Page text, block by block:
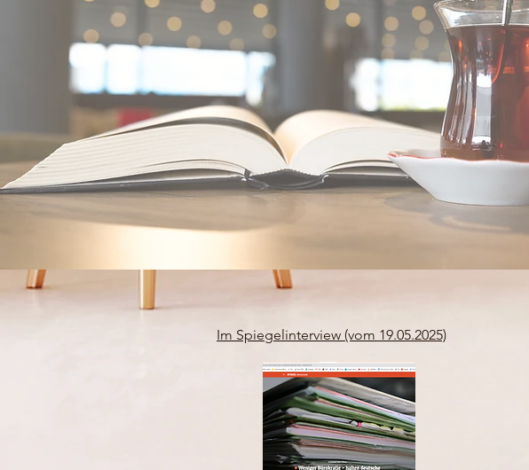
Im Spiegelinterview (vom 19.05.2025)